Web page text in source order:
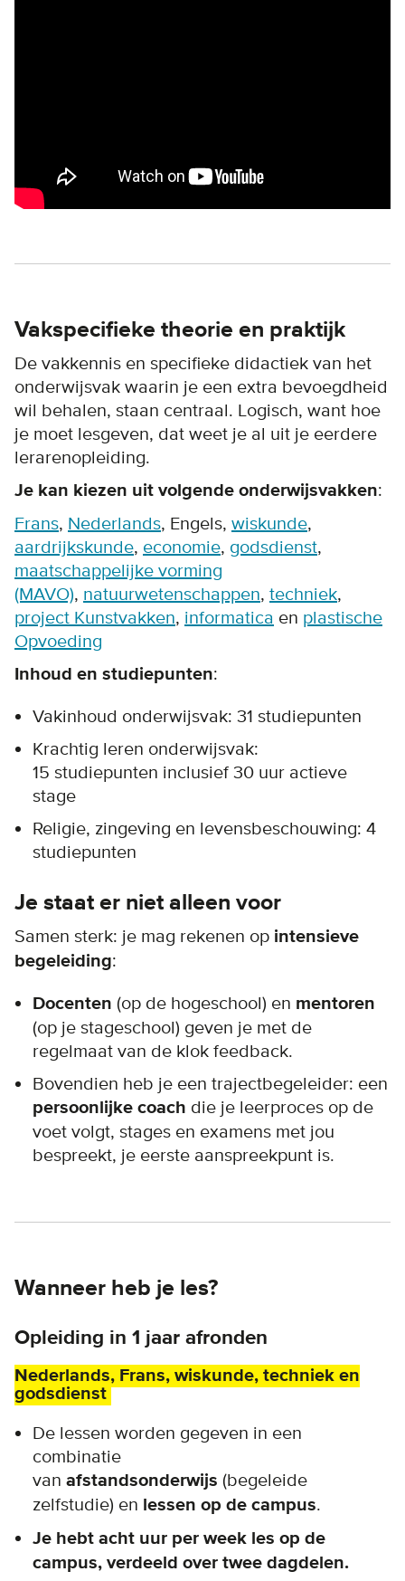
Vakspecifieke theorie en praktijk
De vakkennis en specifieke didactiek van het
onderwijsvak waarin je een extra bevoegdheid
wil behalen, staan centraal. Logisch, want hoe
je moet lesgeven, dat weet je al uit je eerdere
lerarenopleiding.
Je kan kiezen uit volgende onderwijsvakken:
Frans, Nederlands, Engels, wiskunde,
aardrijkskunde, economie, godsdienst,
maatschappelijke vorming
(MAVO), natuurwetenschappen, techniek,
project Kunstvakken, informatica en plastische
Opvoeding
Inhoud en studiepunten:
Vakinhoud onderwijsvak: 31 studiepunten
Krachtig leren onderwijsvak:
15 studiepunten inclusief 30 uur actieve
stage
Religie, zingeving en levensbeschouwing: 4
studiepunten
Je staat er niet alleen voor
Samen sterk: je mag rekenen op intensieve
begeleiding:
Docenten (op de hogeschool) en mentoren
(op je stageschool) geven je met de
regelmaat van de klok feedback.
Bovendien heb je een trajectbegeleider: een
persoonlijke coach die je leerproces op de
voet volgt, stages en examens met jou
bespreekt, je eerste aanspreekpunt is.
Wanneer heb je les?
Opleiding in 1 jaar afronden
Nederlands, Frans, wiskunde, techniek en
godsdienst
De lessen worden gegeven in een
combinatie
van afstandsonderwijs (begeleide
zelfstudie) en lessen op de campus.
Je hebt acht uur per week les op de
campus, verdeeld over twee dagdelen.